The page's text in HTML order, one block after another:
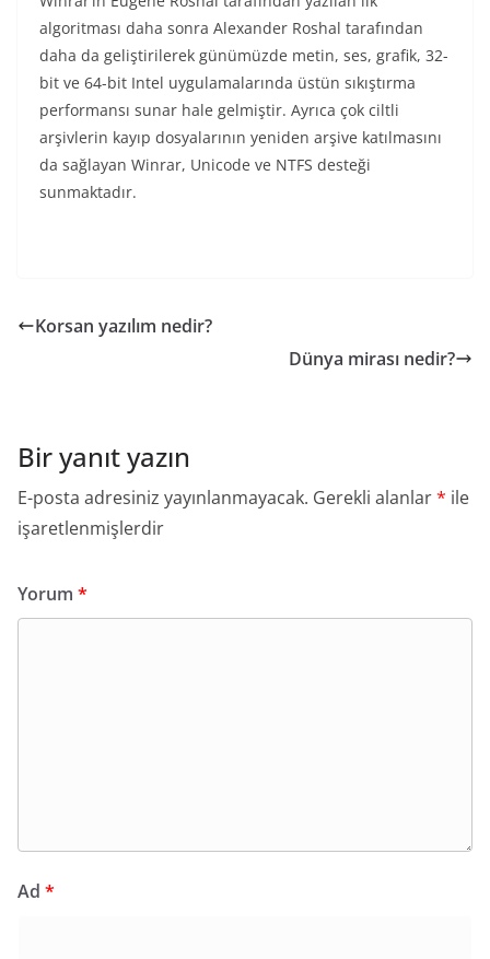
algoritması daha sonra Alexander Roshal tarafından
daha da geliştirilerek günümüzde metin, ses, grafik, 32-
bit ve 64-bit Intel uygulamalarında üstün sıkıştırma
performansı sunar hale gelmiştir. Ayrıca çok ciltli
arşivlerin kayıp dosyalarının yeniden arşive katılmasını
da sağlayan Winrar, Unicode ve NTFS desteği
sunmaktadır.
Korsan yazılım nedir?
Dünya mirası nedir?
Bir yanıt yazın
E-posta adresiniz yayınlanmayacak. Gerekli alanlar* ile
işaretlenmişlerdir
Yorum *
Ad *